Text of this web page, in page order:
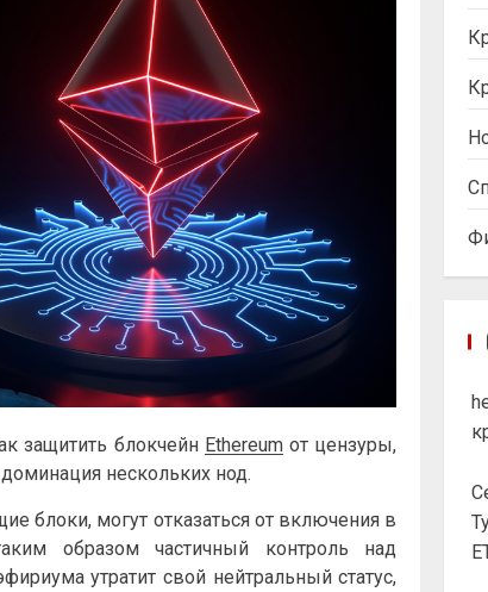
защитить блокчейн Ethereumот цензуры,
нескольких нод.
блоки, могут отказаться от включения в
образом частичный контроль над
утратит свой нейтральный статус,